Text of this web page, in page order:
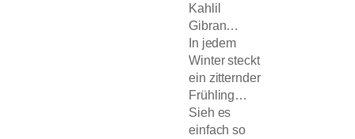
Kahlil
Gibran…
In jedem
Winter steckt
ein zitternder
Frühling…
Sieh es
einfach so